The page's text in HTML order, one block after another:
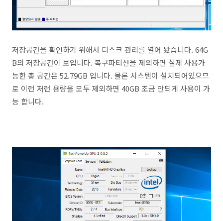
저장공간을 확인하기 위해서 디스크 관리를 열어 봤습니다. 64G
B의 저장공간이 보입니다. 복구파티션을 제외하면 실제 사용가
능한 총 공간은 52.79GB 입니다. 물론 시스템이 설치되어있으므
로 이런 저런 용량을 모두 제외하면 40GB 조금 안되게 사용이 가
능 합니다.